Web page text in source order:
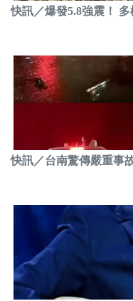
快訊／爆發5.8強震！
快訊／台南驚傳嚴重事